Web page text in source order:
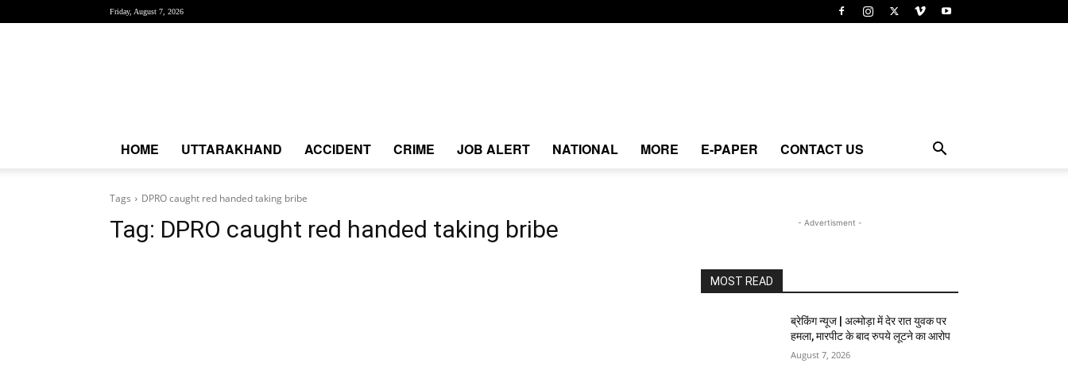
Friday, August 7, 2026
HOME UTTARAKHAND ACCIDENT CRIME JOB ALERT NATIONAL MORE E-PAPER CONTACT US
Tags DPRO caught red handed taking bribe
Tag: DPRO caught red handed taking bribe - Advertisment -
MOST READ
ब्रेकिंग न्यूज | अल्मोड़ा में देर रात युवक पर
हमला, मारपीट के बाद रुपये लूटने का आरोप
August 7, 2026